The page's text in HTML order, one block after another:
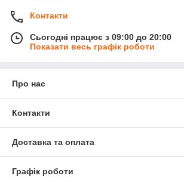
Контакти
Сьогодні працює з 09:00 до 20:00
Показати весь графік роботи
Про нас
Контакти
Доставка та оплата
Графік роботи